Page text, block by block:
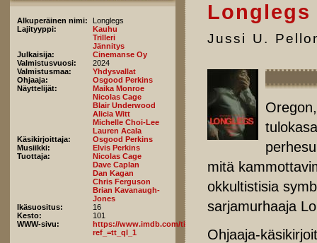
Alkuperäinen nimi:
Longlegs
Lajityyppi:
Kauhu
Trilleri
Jännitys
Julkaisija:
Cinemanse Oy
Valmistusvuosi:
2024
Valmistusmaa:
Yhdysvallat
Ohjaaja:
Osgood Perkins
Näyttelijät:
Maika Monroe
Nicolas Cage
Blair Underwood
Alicia Witt
Michelle Choi-Lee
Lauren Acala
Käsikirjoittaja:
Osgood Perkins
Musiikki:
Elvis Perkins
Tuottaja:
Nicolas Cage
Dave Caplan
Dan Kagan
Chris Ferguson
Brian Kavanaugh-
Jones
Ikäsuositus:
16
Kesto:
101
WWW-sivu:
https://www.imdb.com/title/tt23468450/fullcredits/?
ref_=tt_ql_1
Longlegs
Jussi U.
mitä
okkultistisia
sarjamurhaaja
Ohjaaja-